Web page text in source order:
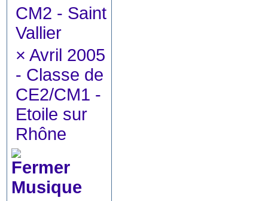
CM2 - Saint
Vallier
× Avril 2005
- Classe de
CE2/CM1 -
Etoile sur
Rhône
Musique